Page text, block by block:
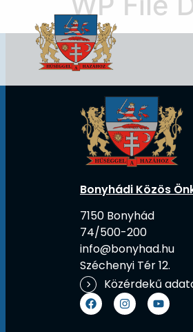
Bonyhádi Közös
7150 Bonyhád
74/500-200
info@bonyhad.hu
Széchenyi Tér 12.
Közérdekű